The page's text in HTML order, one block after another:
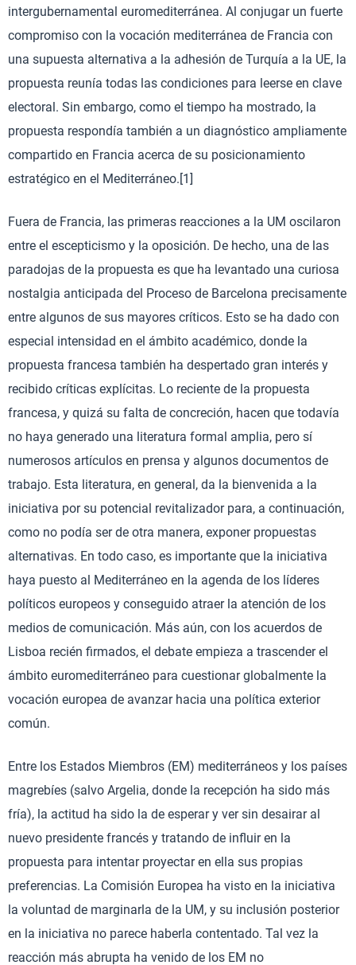
intergubernamental euromediterránea. Al conjugar un fuerte
compromiso con la vocación mediterránea de Francia con
una supuesta alternativa a la adhesión de Turquía a la UE, la
propuesta reunía todas las condiciones para leerse en clave
electoral. Sin embargo, como el tiempo ha mostrado, la
propuesta respondía también a un diagnóstico ampliamente
compartido en Francia acerca de su posicionamiento
estratégico en el Mediterráneo.[1]
Fuera de Francia, las primeras reacciones a la UM oscilaron
entre el escepticismo y la oposición. De hecho, una de las
paradojas de la propuesta es que ha levantado una curiosa
nostalgia anticipada del Proceso de Barcelona precisamente
entre algunos de sus mayores críticos. Esto se ha dado con
especial intensidad en el ámbito académico, donde la
propuesta francesa también ha despertado gran interés y
recibido críticas explícitas. Lo reciente de la propuesta
francesa, y quizá su falta de concreción, hacen que todavía
no haya generado una literatura formal amplia, pero sí
numerosos artículos en prensa y algunos documentos de
trabajo. Esta literatura, en general, da la bienvenida a la
iniciativa por su potencial revitalizador para, a continuación,
como no podía ser de otra manera, exponer propuestas
alternativas. En todo caso, es importante que la iniciativa
haya puesto al Mediterráneo en la agenda de los líderes
políticos europeos y conseguido atraer la atención de los
medios de comunicación. Más aún, con los acuerdos de
Lisboa recién firmados, el debate empieza a trascender el
ámbito euromediterráneo para cuestionar globalmente la
vocación europea de avanzar hacia una política exterior
común.
Entre los Estados Miembros (EM) mediterráneos y los países
magrebíes (salvo Argelia, donde la recepción ha sido más
fría), la actitud ha sido la de esperar y ver sin desairar al
nuevo presidente francés y tratando de influir en la
propuesta para intentar proyectar en ella sus propias
preferencias. La Comisión Europea ha visto en la iniciativa
la voluntad de marginarla de la UM, y su inclusión posterior
en la iniciativa no parece haberla contentado. Tal vez la
reacción más abrupta ha venido de los EM no